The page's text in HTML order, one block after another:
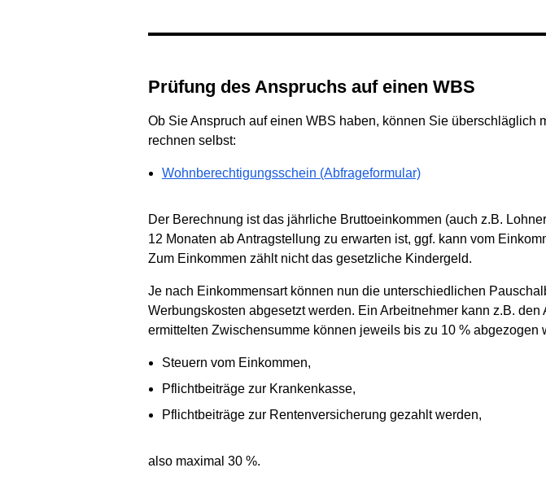
Prüfung des Anspruchs auf einen WBS
Ob Sie Anspruch auf einen WBS haben, können Sie
rechnen selbst:
Wohnberechtigungsschein (Abfrageformular)
Der Berechnung ist das jährliche Bruttoeinkommen (auch z.B.
12 Monaten ab Antragstellung zu erwarten ist, ggf. kann vom
Zum Einkommen zählt nicht das gesetzliche Kindergeld.
Je nach Einkommensart können nun die unterschiedlichen
Werbungskosten abgesetzt werden. Ein Arbeitnehmer kann z.B.
ermittelten Zwischensumme können jeweils bis zu 10 % abgezogen
Steuern vom Einkommen,
Pflichtbeiträge zur Krankenkasse,
Pflichtbeiträge zur Rentenversicherung gezahlt werden,
also maximal 30 %.